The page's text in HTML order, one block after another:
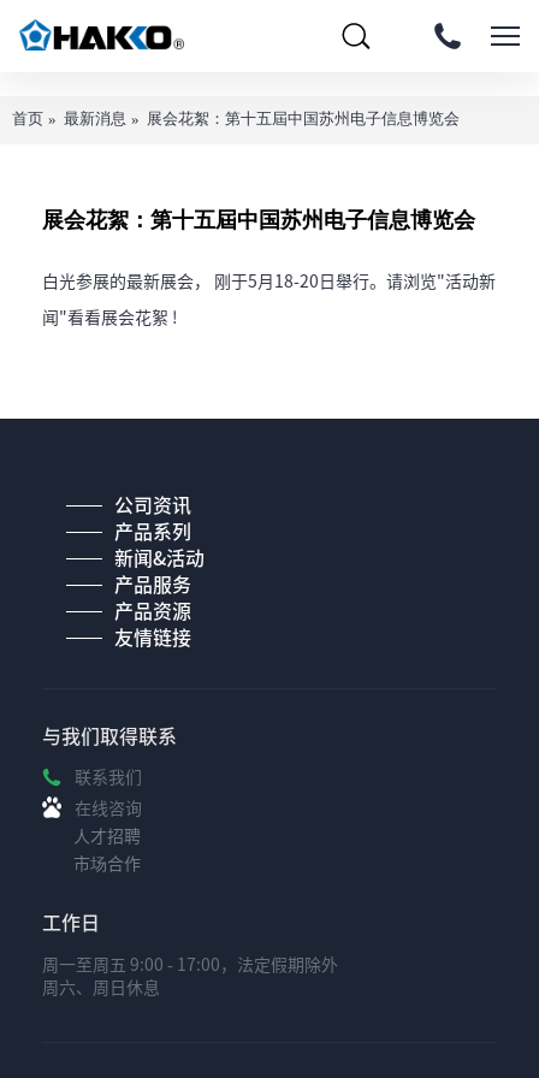
首页 最新消息 展会花絮：第十五屆中国苏州电子信息博览会
展会花絮：第十五屆中国苏州电子信息博览会
白光参展的最新展会， 刚于5月18-20日舉行。请浏览"活动新
闻"看看展会花絮 !
公司资讯
产品系列
新闻&活动
产品服务
产品资源
友情链接
与我们取得联系
联系我们
在线咨询
人才招聘
市场合作
工作日
周一至周五 9:00 - 17:00，法定假期除外
周六、周日休息